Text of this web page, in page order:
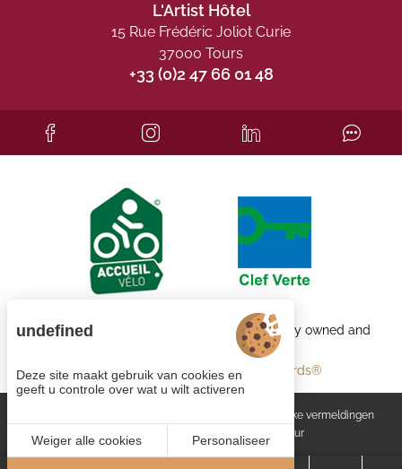
L'Artist Hôtel
15 Rue Frédéric Joliot Curie
37000 Tours
+33 (0)2 47 66 01 48
Each BWH℠ Hotels property is independently owned and
bestwestern.fr- Best Western Rewards®
Wettelijke vermeldingen
Site map
© 2023Juliana Web créateur
undefined
Deze site maakt gebruik van cookies en
geeft u controle over wat u wilt activeren
Weiger alle cookies Personaliseer